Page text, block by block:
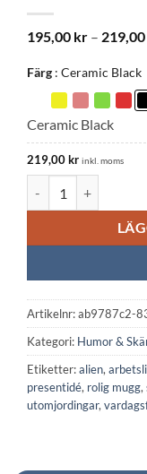
195,00 kr – 219,00
Färg Ceramic Black
Ceramic Black
219,00kr inkl. moms
Artikelnr:ab9787c2-
Kategori: Humor &
Etiketter:alien,
presentidé, rolig mugg,
utomjordingar,